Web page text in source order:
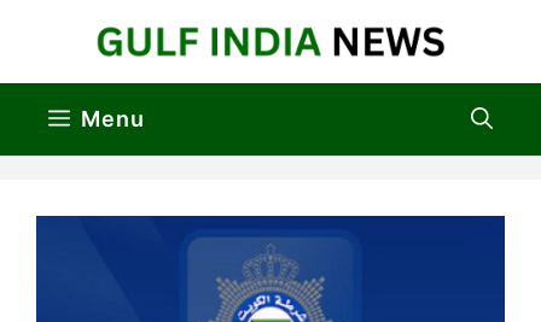
Menu